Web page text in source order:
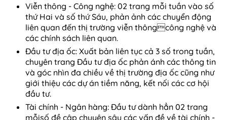
Viễn thông - Công nghệ: 02 trang mỗi tuần vào số
thứ Hai và số thứ Sáu, phản ảnh các chuyển động
liên quan đến thị trường viễn thôngcông nghệ và
các chính sách liên quan.
Đầu tư địa ốc: Xuất bản liên tục cả 3 số trong tuần,
chuyên trang Đầu tư địa ốc phản ánh các thông tin
và góc nhìn đa chiều về thị trường địa ốc cũng như
giới thiệu các dự án tiềm năng, kết nối các cơ hội
đầu tư.
Tài chính - Ngân hàng: Đầu tư dành hẳn 02 trang
mỗisố đề cập chuyên sâu các vấn đề về tài chính -